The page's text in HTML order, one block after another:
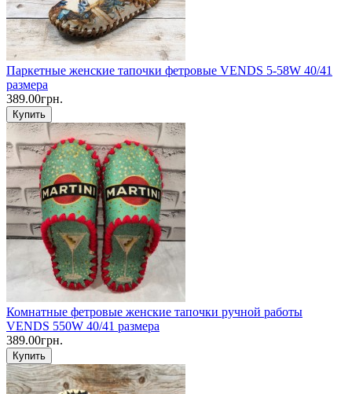
Паркетные женские тапочки фетровые VENDS 5-58W 40/41
размера
389.00грн.
Купить
Комнатные фетровые женские тапочки ручной работы
VENDS 550W 40/41 размера
389.00грн.
Купить